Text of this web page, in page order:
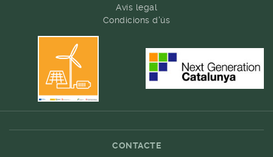
Avís legal
Condicions d'ús
CONTACTE